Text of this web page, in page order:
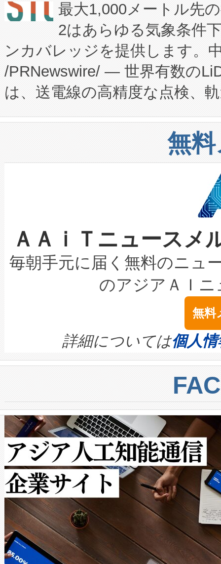
患者にとっての費用負担を大
のアクセスを大幅に拡大する
Fully-Connected Continuous
プログラムには、施設設計・
に関する技術移転および知的
構造化トレーニングカリキュ
上げおよび商用化段階におけ
設備整備および立ち上げ調整
加組織は、Enzeneのバイオ
選定された製品について、自
取得できる可能性もあります
設には、3億～4億ドルかか
最高経営責任者（CEO）であ
す。「当社のfully-connected
ームを利用すれば、6,000万
きます。この効率性は、フェ
President原信平）と、エンタ
ードするVoltaiqは、日本にあ
ーエネルギー貯蔵システム（
た。 Voltaiq独自のAI搭載プラ
定、統合、導入、運用に至る
安全性を追跡し、確保する事
増加しているデータセンター
る電力網に大きな負担をかけ
事業者の負担軽減という課題
系統連系を迅速にし、ピーク
限を超えて利用可能な電力容
持できるよう貢献します。こ
ービスレベル契約（SLA）違
テリー性能の劣化によるダウ
念は、現在データセンターが
ます。 Voltaiq provides a
quality and reliability for AI
BESS stack to ensure battery
centers. Voltaiqは、ai&のAI
からシステム統合、試運転、
クルの各段階のデータを監視
[…]
最大1,000メートル先
2はあらゆる気象条件
ンカバレッジを提供します。
/PRNewswire/ — 世界有数の
は、送電線の高精度な点検、
や穀物倉庫におけるバルク材
リューション「Avia 2」を発
したAvia 2は、1,000メート
狭視野のFOVを切り替えるこ
ケーブル、枝などの細かな対
なレーザースポットにより、
な環境下でも豊かなディテー
キロメートル範囲を検出
LiDAR for Inspections,
は1535 nmレーザーを搭載。
イズの小径化を実現すること
す。ノーマルモードでは、
ートル先まで検出でき、これ
トに対して約600メートルに
では、反射率10％のターゲッ
で向上し、最大検知距離は
ットだけで最大1キロメート
ルの変電所周囲を監視でき、
作業と点群処理を簡素化でき
Avia 2は、2種類のFOVオプシ
× 80°のノーマルモード、長
ードを切り替えて使用するこ
無
ＡＡｉＴニュース
毎朝手元に届く無料のニュ
のアジアＡＩ
無料
詳細については個人